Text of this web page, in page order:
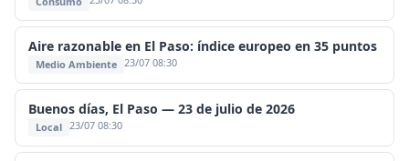
Aire razonable en El Paso: índice europeo en 35 puntos
Medio Ambiente 23/07 08:30
Buenos días, El Paso — 23 de julio de 2026
Local 23/07 08:30